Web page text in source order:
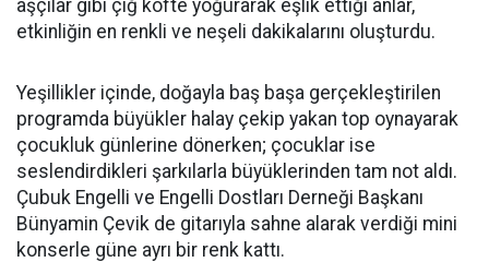
aşçılar gibi çiğ köfte yoğurarak eşlik ettiği anlar,
etkinliğin en renkli ve neşeli dakikalarını oluşturdu.
Yeşillikler içinde, doğayla baş başa gerçekleştirilen
programda büyükler halay çekip yakan top oynayarak
çocukluk günlerine dönerken; çocuklar ise
seslendirdikleri şarkılarla büyüklerinden tam not aldı.
Çubuk Engelli ve Engelli Dostları Derneği Başkanı
Bünyamin Çevik de gitarıyla sahne alarak verdiği mini
konserle güne ayrı bir renk kattı.